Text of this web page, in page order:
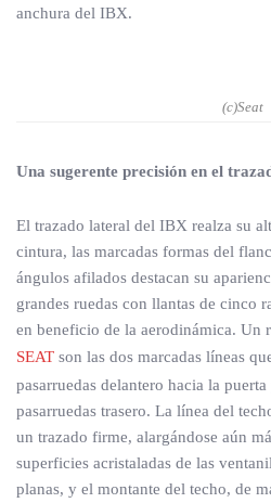
anchura del IBX.
(c)Seat
Una sugerente precisión en el
El trazado lateral del IBX realza su
cintura, las marcadas formas del
ángulos afilados destacan su
grandes ruedas con llantas de cinco
en beneficio de la aerodinámica. Un
SEAT son las dos marcadas líneas
pasarruedas delantero hacia la
pasarruedas trasero. La línea del
un trazado firme, alargándose aún
superficies acristaladas de las
planas, y el montante del techo, de